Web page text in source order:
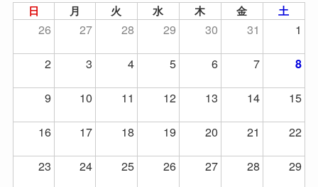
日 月 火 水 木 金 土
26 27 28 29 30 31
1
2
3 4 5 6 7 8
9 10 11 12 13 14
15
16
17 18 19 20 21
22
23
24 25 26 27 28
29